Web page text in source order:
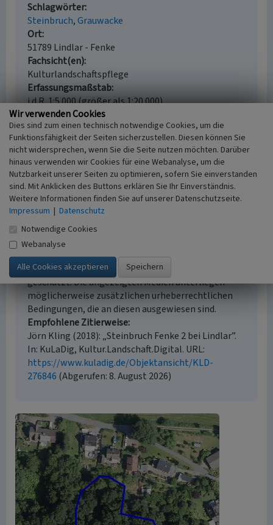
Schlagwörter
Steinbruch Grauwacke
Ort
51789 Lindlar - Fenke
Fachsicht(en)
Kulturlandschaftspflege
Erfassungsmaßstab
i.d.R. 1:5.000 (größer als 1:20.000)
Erfassungsmethode
Geländebegehung/-kartierung, Auswertung
historischer Karten, Auswertung historischer Fotos,
Literaturauswertung, Fernerkundung
Historischer Zeitraum
Beginn vor 1890, Ende 1940
Empfohlene Zitierweise
Urheberrechtlicher Hinweis
Der hier präsentierte Inhalt ist urheberrechtlich
geschützt. Die angezeigten Medien unterliegen
möglicherweise zusätzlichen urheberrechtlichen
Bedingungen, die an diesen ausgewiesen sind.
Empfohlene Zitierweise
Jörn Kling (2018): „Steinbruch Fenke 2 bei Lindlar”.
In: KuLaDig, Kultur.Landschaft.Digital. URL:
https://www.kuladig.de/Objektansicht/KLD-
276846 (Abgerufen: 8. August 2026)
Wir verwenden Cookies
Dies sind zum einen technisch notwendige Cookies, um die
Funktionsfähigkeit der Seiten sicherzustellen. Diesen können Sie
nicht widersprechen, wenn Sie die Seite nutzen möchten. Darüber
hinaus verwenden wir Cookies für eine Webanalyse, um die
Nutzbarkeit unserer Seiten zu optimieren, sofern Sie einverstanden
sind. Mit Anklicken des Buttons erklären Sie Ihr Einverständnis.
Weitere Informationen finden Sie auf unserer Datenschutzseite.
Impressum | Datenschutz
Notwendige Cookies
Webanalyse